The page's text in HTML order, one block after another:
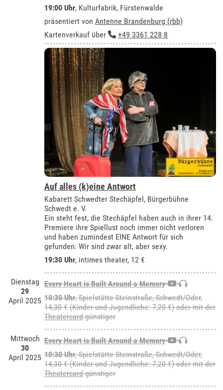
19:00 Uhr, Kulturfabrik, Fürstenwalde
präsentiert vonAntenne Brandenburg (rbb)
Kartenverkauf über
+49 3361 228 8
Auf alles (k)eine Antwort
Kabarett Schwedter Stechäpfel, Bürgerbühne
Schwedt e. V.
Ein steht fest, die Stechäpfel haben auch in ihrer 14.
Premiere ihre Spiellust noch immer nicht verloren
und haben zumindest EINE Antwort für sich
gefunden: Wir sind zwar alt, aber sexy.
19:30 Uhr, intimes theater, 12 €
Dienstag
29
April 2025
Every Heart is Built Around a Memory
10:30 Uhr, Spielstätte Steinstraße, Schwedt/Oder,
14,30 € (Kinder und Jugendliche: 7,20 €) oder mit der
Theatercardgünstiger
Mittwoch
30
April 2025
Every Heart is Built Around a Memory
10:30 Uhr, Spielstätte Steinstraße, Schwedt/Oder,
14,30 € (Kinder und Jugendliche: 7,20 €) oder mit der
Theatercardgünstiger